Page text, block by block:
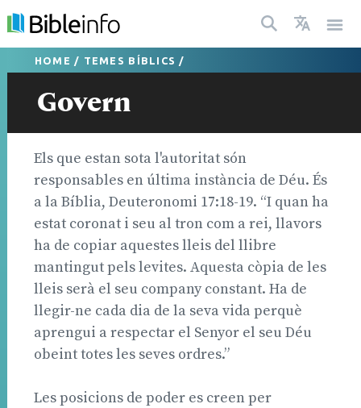
HOME / TEMES BÍBLICS /
Govern
Els que estan sota l'autoritat són
responsables en última instància de Déu. És
a la Bíblia, Deuteronomi 17:18-19. “I quan ha
estat coronat i seu al tron com a rei, llavors
ha de copiar aquestes lleis del llibre
mantingut pels levites. Aquesta còpia de les
lleis serà el seu company constant. Ha de
llegir-ne cada dia de la seva vida perquè
aprengui a respectar el Senyor el seu Déu
obeint totes les seves ordres.”
Les posicions de poder es creen per